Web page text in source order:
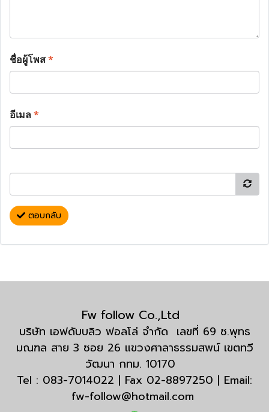
ชื่อผู้โพส*
อีเมล*
ตอบกลับ
Fw follow Co.,Ltd
บริษัท เอฟดับบลิว ฟอลโล่ จำกัด เลขที่ 69 ซ.พุทธ
มณฑล สาย 3 ซอย 26 แขวงศาลาธรรมสพน์ เขตทวี
วัฒนา กทม. 10170
Tel : 083-7014022 | Fax 02-8897250 | Email:
fw-follow@hotmail.com